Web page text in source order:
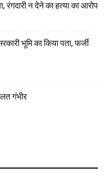
रंगदारी न देने का हत्या का आरोप
भूमि का किया पता, फर्जी
गंभीर